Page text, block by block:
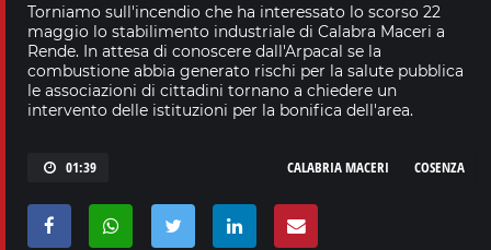
Torniamo sull'incendio che ha interessato lo scorso 22
maggio lo stabilimento industriale di Calabra Maceri a
Rende. In attesa di conoscere dall'Arpacal se la
combustione abbia generato rischi per la salute pubblica
le associazioni di cittadini tornano a chiedere un
intervento delle istituzioni per la bonifica dell'area.
01:39 COSENZA
CALABRIA MACERI